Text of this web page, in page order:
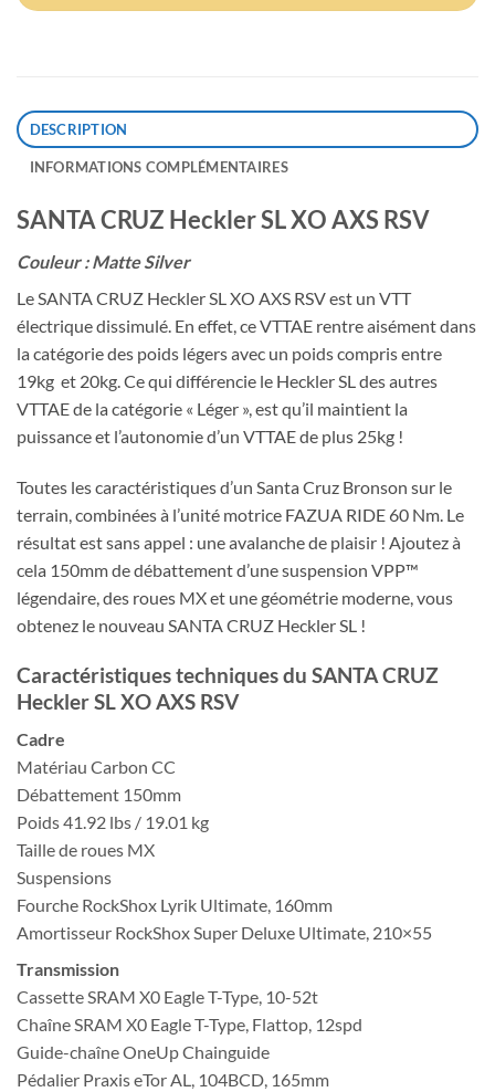
DESCRIPTION
INFORMATIONS COMPLÉMENTAIRES
SANTA CRUZ Heckler SL XO AXS RSV
Couleur : Matte Silver
Le SANTA CRUZ Heckler SL XO AXS RSV est un VTT
électrique dissimulé. En effet, ce VTTAE rentre aisément dans
la catégorie des poids légers avec un poids compris entre
19kg et 20kg. Ce qui différencie le Heckler SL des autres
VTTAE de la catégorie « Léger », est qu’il maintient la
puissance et l’autonomie d’un VTTAE de plus 25kg !
Toutes les caractéristiques d’un Santa Cruz Bronson sur le
terrain, combinées à l’unité motrice FAZUA RIDE 60 Nm. Le
résultat est sans appel : une avalanche de plaisir ! Ajoutez à
cela 150mm de débattement d’une suspension VPP™
légendaire, des roues MX et une géométrie moderne, vous
obtenez le nouveau SANTA CRUZ Heckler SL !
Caractéristiques techniques du SANTA CRUZ
Heckler SL XO AXS RSV
Cadre
Matériau Carbon CC
Débattement 150mm
Poids 41.92 lbs / 19.01 kg
Taille de roues MX
Suspensions
Fourche RockShox Lyrik Ultimate, 160mm
Amortisseur RockShox Super Deluxe Ultimate, 210×55
Transmission
Cassette SRAM X0 Eagle T-Type, 10-52t
Chaîne SRAM X0 Eagle T-Type, Flattop, 12spd
Guide-chaîne OneUp Chainguide
Pédalier Praxis eTor AL, 104BCD, 165mm